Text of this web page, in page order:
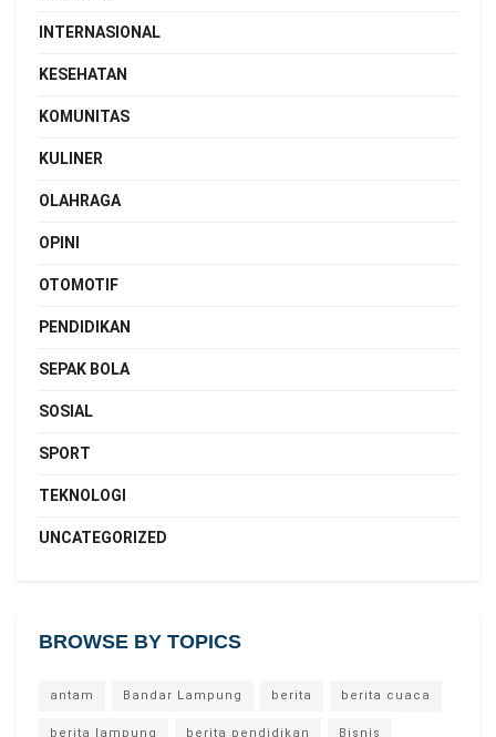
INTERNASIONAL
KESEHATAN
KOMUNITAS
KULINER
OLAHRAGA
OPINI
OTOMOTIF
PENDIDIKAN
SEPAK BOLA
SOSIAL
SPORT
TEKNOLOGI
UNCATEGORIZED
BROWSE BY TOPICS
antam Bandar Lampung berita berita cuaca
berita lampung berita pendidikan Bisnis